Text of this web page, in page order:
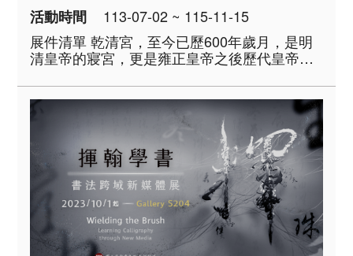
活動時間
113-07-02 ~ 115-11-15
展件清單 乾清宮，至今已歷600年歲月，是明
清皇帝的寢宮，更是雍正皇帝之後歷代皇帝傳
歷史事件的現場。 由於地位特殊，乾清宮也是
庋藏歷代重要文物的寶庫。民國13年清室善後
委員會以千字文「天地玄黃，宇宙洪荒&hell..